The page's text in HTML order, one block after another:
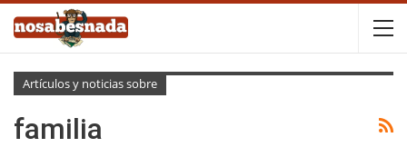
Artículos y noticias sobre
familia